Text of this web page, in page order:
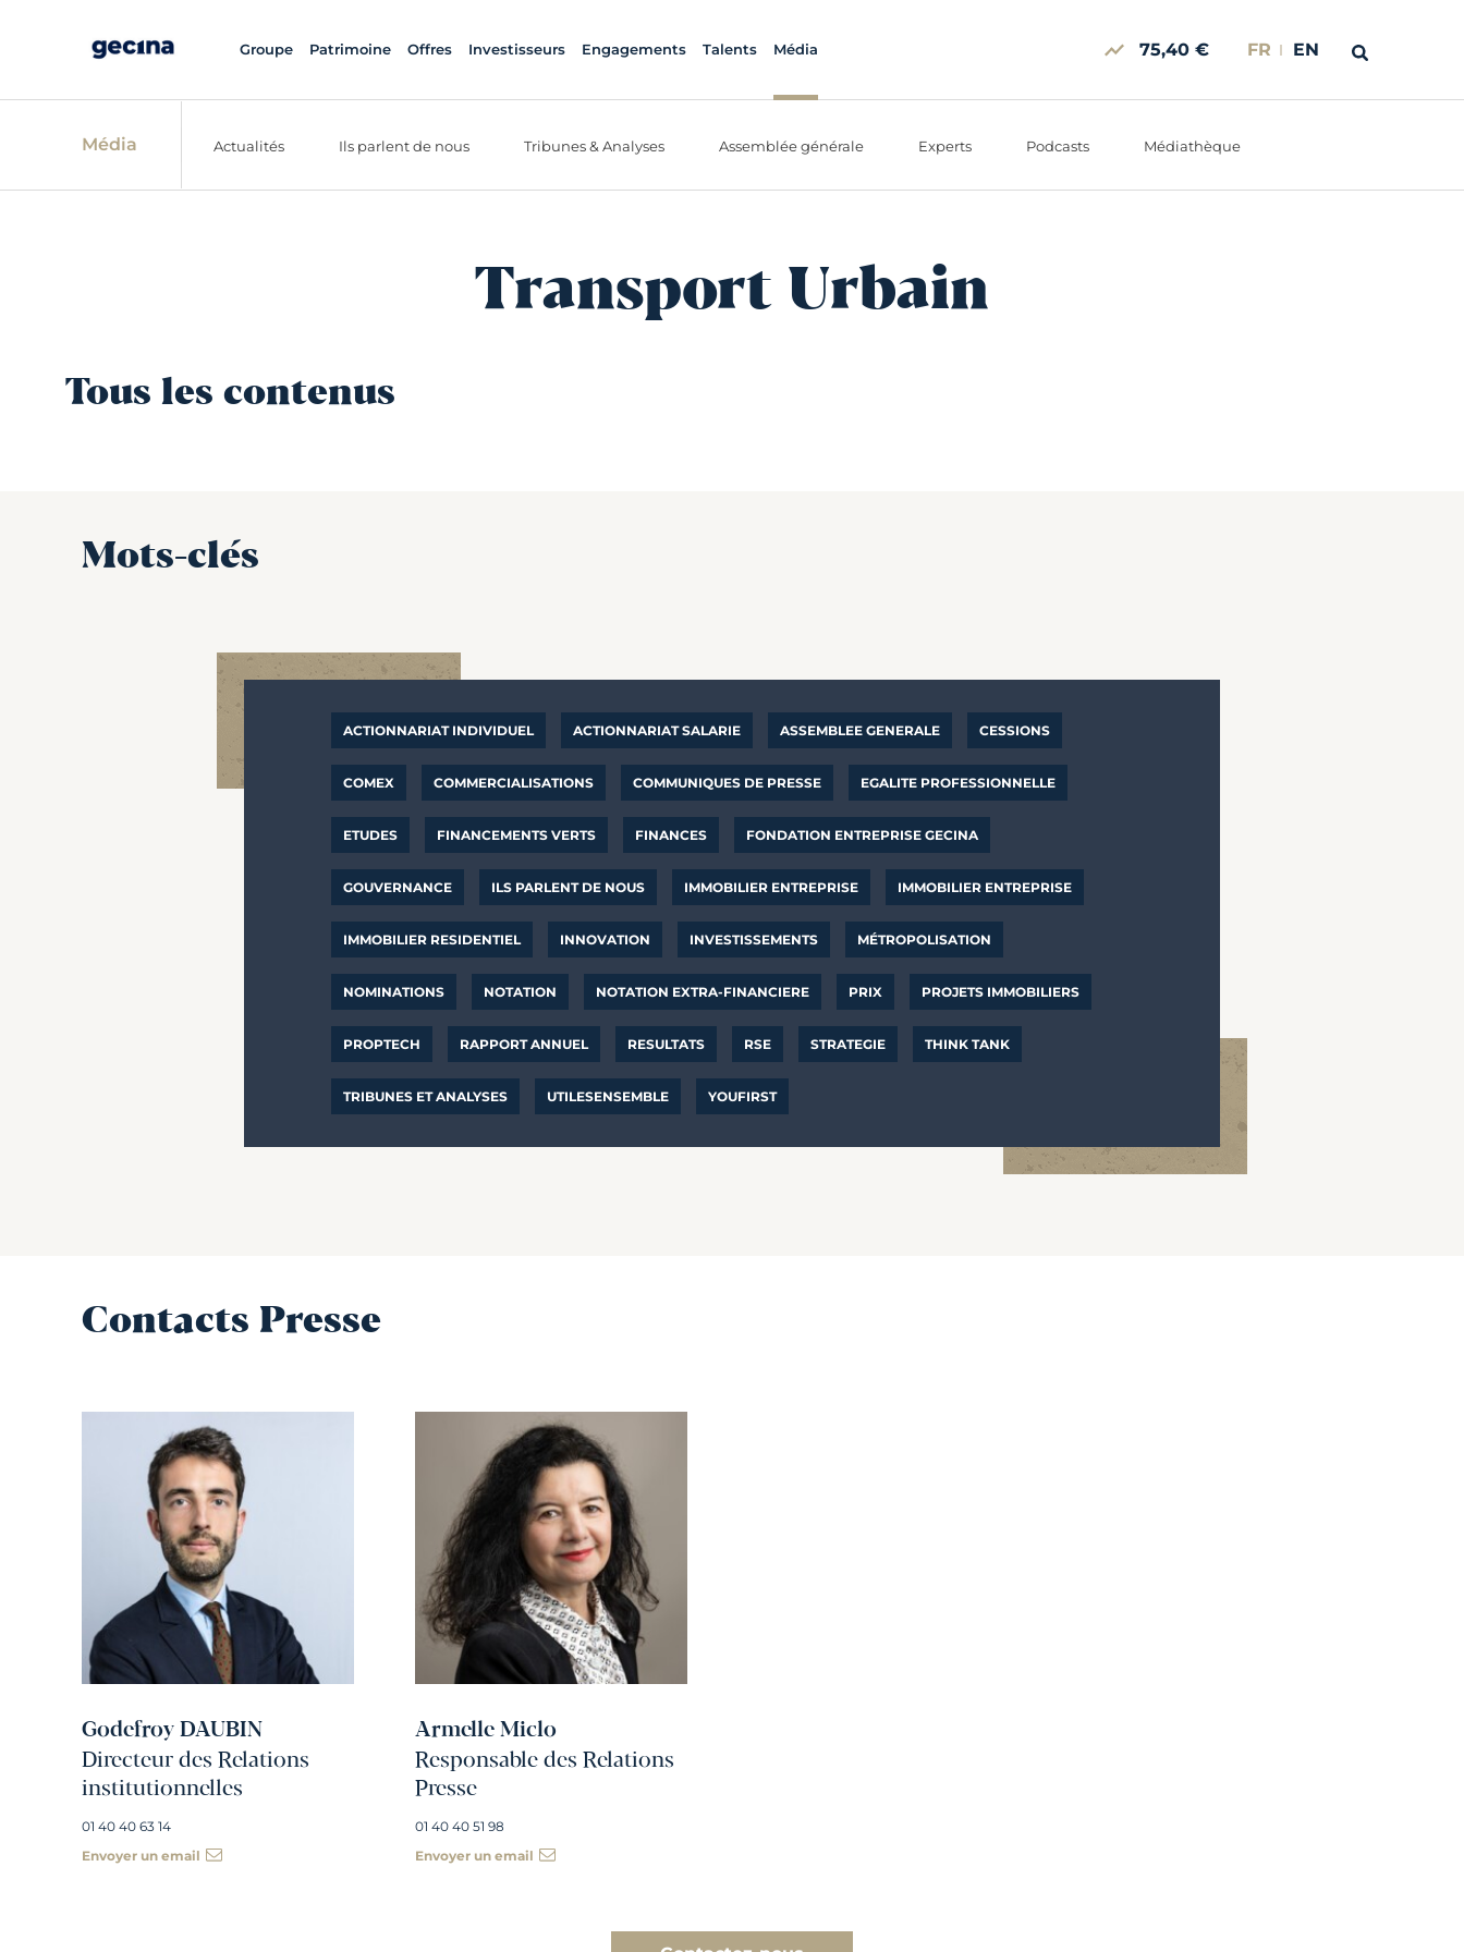
Groupe Patrimoine Offres Investisseurs Engagements Talents Média 75,40 € FR EN
Média Actualités Ils parlent de nous Tribunes & Analyses Assemblée générale Experts Podcasts Médiathèque
Transport Urbain
Tous les contenus
Mots-clés
ACTIONNARIAT INDIVIDUEL ACTIONNARIAT SALARIE ASSEMBLEE GENERALE CESSIONS
COMEX COMMERCIALISATIONS COMMUNIQUES DE PRESSE EGALITE PROFESSIONNELLE
ETUDES FINANCEMENTS VERTS FINANCES FONDATION ENTREPRISE GECINA
GOUVERNANCE ILS PARLENT DE NOUS IMMOBILIER ENTREPRISE IMMOBILIER ENTREPRISE
IMMOBILIER RESIDENTIEL INNOVATION INVESTISSEMENTS MÉTROPOLISATION
NOMINATIONS NOTATION NOTATION EXTRA-FINANCIERE PRIX PROJETS IMMOBILIERS
PROPTECH RAPPORT ANNUEL RESULTATS RSE STRATEGIE THINK TANK
TRIBUNES ET ANALYSES UTILESENSEMBLE YOUFIRST
Contacts Presse
Godefroy DAUBIN
Directeur des Relations
institutionnelles
01 40 40 63 14
Envoyer un email
Armelle Miclo
Responsable des Relations
Presse
01 40 40 51 98
Envoyer un email